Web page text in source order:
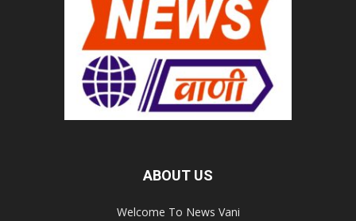
ABOUT US
Welcome To News Vani